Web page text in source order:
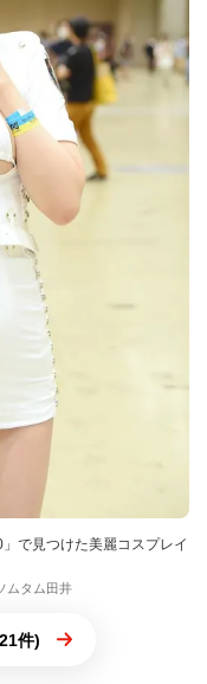
で見つけた美麗コスプレイ
ムタム田井
件)